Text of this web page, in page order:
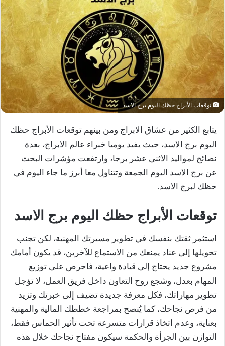
توقعات الأبراج حظك اليوم برج الاسد
يتابع الكثير من عشاق الابراج ومن بينهم توقعات الأبراج حظك
اليوم برج الاسد، حيث يفيد يوميا خبراء عالم الابراج، بعدة
نصائح لمواليد الاثنى عشر برجا، وارتفعت مؤشرات البحث
عن برج الاسد اليوم الجمعة وتتناول معا أبرز ما جاء اليوم في
حظك لبرج الاسد.
توقعات الأبراج حظك اليوم برج الاسد
استثمر ثقتك بنفسك في تطوير مسيرتك المهنية، لكن تجنب
تحويلها إلى عناد يمنعك من الاستماع للآخرين، قد يكون أمامك
مشروع جديد يحتاج إلى قيادة واعية، فاحرص على توزيع
المهام بعدل، وشجع روح التعاون داخل فريق العمل، لا تؤجل
تطوير مهاراتك، فكل معرفة جديدة تضيف إلى خبرتك وتزيد
من فرص نجاحك، كما يُنصح بمراجعة خططك المالية والمهنية
بعناية، وعدم اتخاذ قرارات متسرعة تحت تأثير الحماس فقط،
التوازن بين الجرأة والحكمة سيكون مفتاح نجاحك خلال هذه